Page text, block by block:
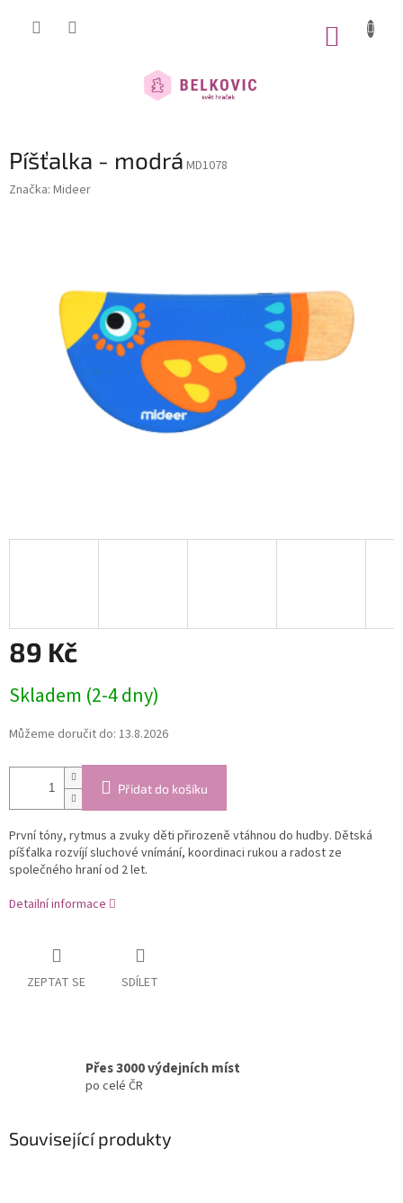
Píšťalka - modrá MD1078
Značka: Mideer
89 Kč
cena:
Skladem (2-4 dny)
Můžeme doručit do: 13.8.2026
Přidat do košíku
První tóny, rytmus a zvuky děti přirozeně vtáhnou do hudby. Dětská
píšťalka rozvíjí sluchové vnímání, koordinaci rukou a radost ze
společného hraní od 2 let.
Detailní informace
ZEPTAT SE SDÍLET
Přes 3000 výdejních míst
po celé ČR
Související produkty